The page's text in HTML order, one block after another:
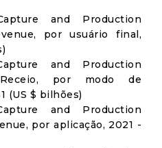
and Production
por usuário final,
and Production
por modo de
(US $ bilhões)
and Production
por aplicação, 2021 -